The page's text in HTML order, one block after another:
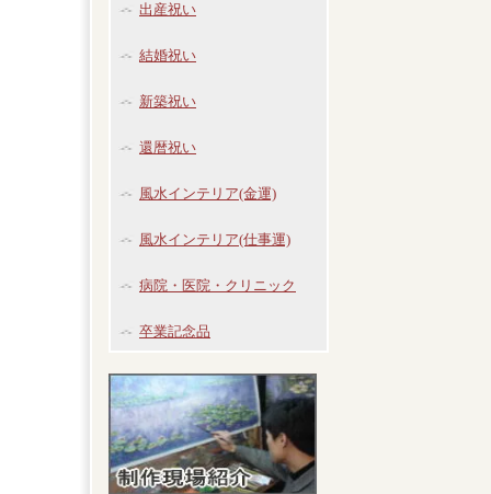
出産祝い
結婚祝い
新築祝い
還暦祝い
風水インテリア(金運)
風水インテリア(仕事運)
病院・医院・クリニック
卒業記念品